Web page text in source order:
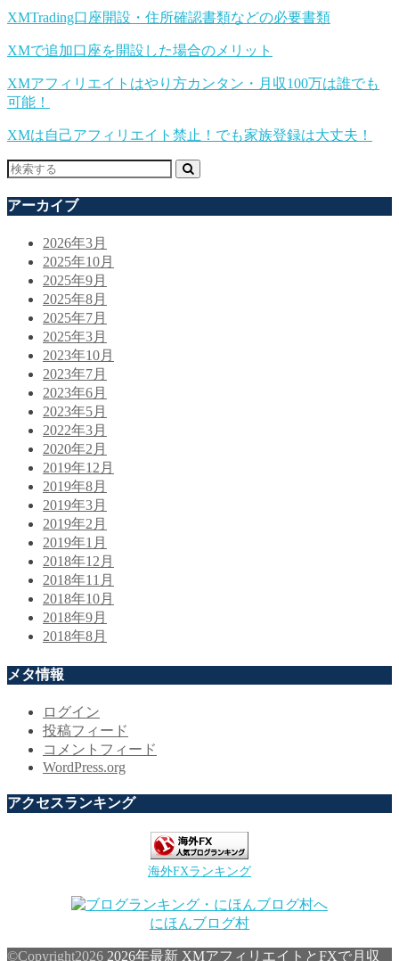
XMTrading口座開設・住所確認書類などの必要書類
XMで追加口座を開設した場合のメリット
XMアフィリエイトはやり方カンタン・月収100万は誰でも
可能！
XMは自己アフィリエイト禁止！でも家族登録は大丈夫！
アーカイブ
2026年3月
2025年10月
2025年9月
2025年8月
2025年7月
2025年3月
2023年10月
2023年7月
2023年6月
2023年5月
2022年3月
2020年2月
2019年12月
2019年8月
2019年3月
2019年2月
2019年1月
2018年12月
2018年11月
2018年10月
2018年9月
2018年8月
メタ情報
ログイン
投稿フィード
コメントフィード
WordPress.org
アクセスランキング
海外FXランキング
にほんブログ村
©Copyright2026 2026年最新 XMアフィリエイトとFXで月収